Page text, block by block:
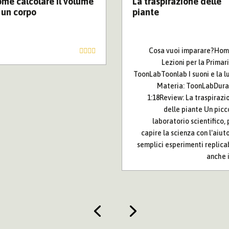
corpo
piante
Cosa vuoi
Lezioni per la
ToonLabToonlab I suoni e la
Materia:
1:18Review: La
delle piante Un
laboratorio scientifico,
capire la scienza con
semplici esperimenti
anche